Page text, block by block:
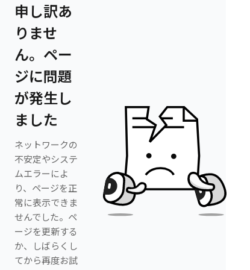
申し訳あ
りませ
ん。ペー
ジに問題
が発生し
ました
ネットワークの
不安定やシステ
ムエラーによ
り、ページを正
常に表示できま
せんでした。ペ
ージを更新する
か、しばらくし
てから再度お試